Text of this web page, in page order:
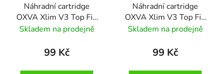
Náhradní cartridge
OXVA Xlim V3 Top Fill
(0,6ohm)
Skladem na prodejně
99 Kč
Náhradní cartridge
OXVA Xlim V3 Top Fill
(0,8ohm)
Skladem na prodejně
99 Kč